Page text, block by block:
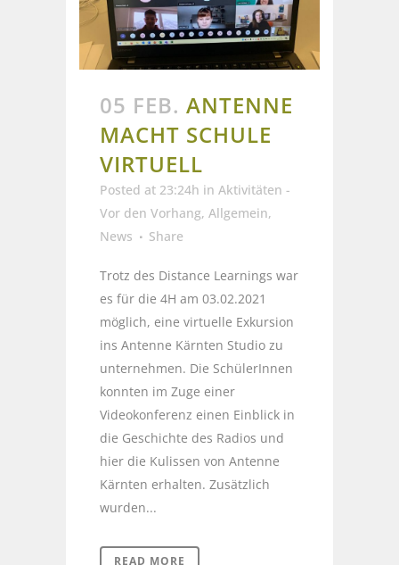
05 FEB. ANTENNE
MACHT SCHULE
VIRTUELL
Posted at 23:24h in Aktivitäten -
Vor den Vorhang, Allgemein,
News
Share
Trotz des Distance Learnings war
es für die 4H am 03.02.2021
möglich, eine virtuelle Exkursion
ins Antenne Kärnten Studio zu
unternehmen. Die SchülerInnen
konnten im Zuge einer
Videokonferenz einen Einblick in
die Geschichte des Radios und
hier die Kulissen von Antenne
Kärnten erhalten. Zusätzlich
wurden...
READ MORE